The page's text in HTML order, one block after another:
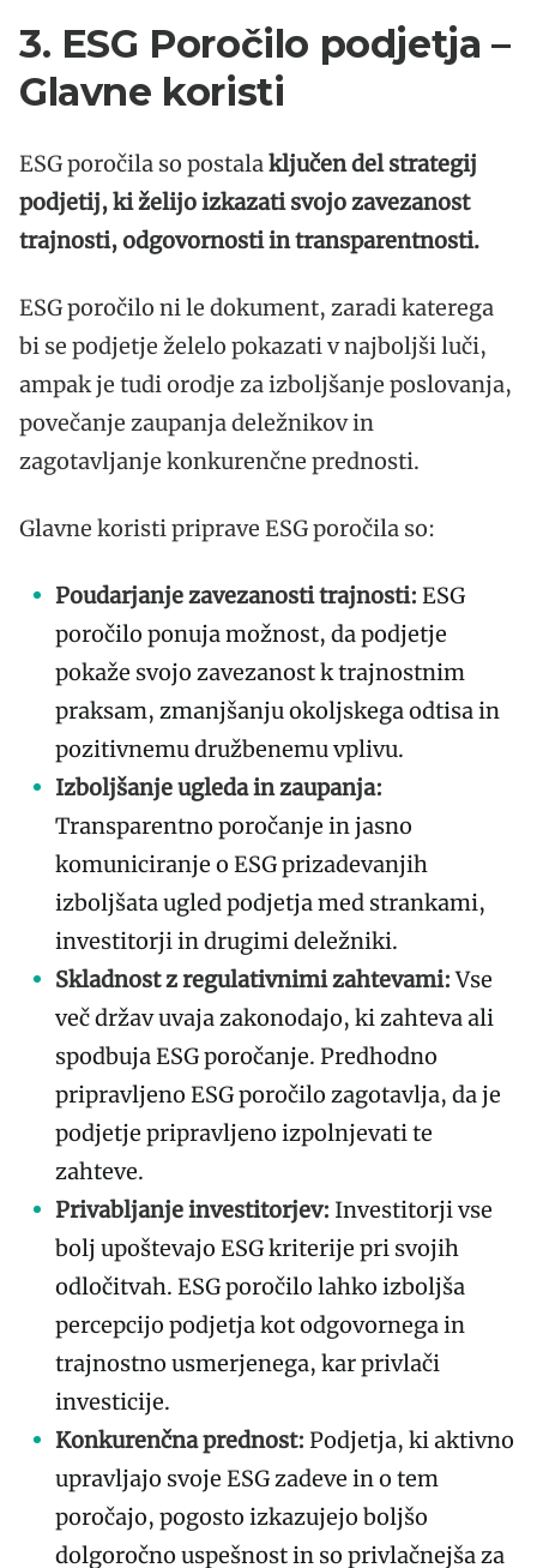
3. ESG Poročilo podjetja –
Glavne koristi
ESG poročila so postala ključen del strategij
podjetij, ki želijo izkazati svojo zavezanost
trajnosti, odgovornosti in transparentnosti.
ESG poročilo ni le dokument, zaradi katerega
bi se podjetje želelo pokazati v najboljši luči,
ampak je tudi orodje za izboljšanje poslovanja,
povečanje zaupanja deležnikov in
zagotavljanje konkurenčne prednosti.
Glavne koristi priprave ESG poročila so:
Poudarjanje zavezanosti trajnosti: ESG
poročilo ponuja možnost, da podjetje
pokaže svojo zavezanost k trajnostnim
praksam, zmanjšanju okoljskega odtisa in
pozitivnemu družbenemu vplivu.
Izboljšanje ugleda in zaupanja:
Transparentno poročanje in jasno
komuniciranje o ESG prizadevanjih
izboljšata ugled podjetja med strankami,
investitorji in drugimi deležniki.
Skladnost z regulativnimi zahtevami:Vse
več držav uvaja zakonodajo, ki zahteva ali
spodbuja ESG poročanje. Predhodno
pripravljeno ESG poročilo zagotavlja, da je
podjetje pripravljeno izpolnjevati te
zahteve.
Privabljanje investitorjev: Investitorji vse
bolj upoštevajo ESG kriterije pri svojih
odločitvah. ESG poročilo lahko izboljša
percepcijo podjetja kot odgovornega in
trajnostno usmerjenega, kar privlači
investicije.
Konkurenčna prednost: Podjetja, ki aktivno
upravljajo svoje ESG zadeve in o tem
poročajo, pogosto izkazujejo boljšo
dolgoročno uspešnost in so privlačnejša za